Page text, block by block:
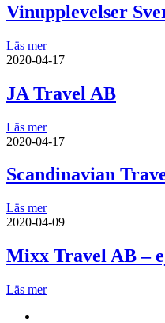
Vinupplevelser
Läs mer
2020-04-17
JA Travel AB
Läs mer
2020-04-17
Scandinavian
Läs mer
2020-04-09
Mixx Travel AB –
Läs mer